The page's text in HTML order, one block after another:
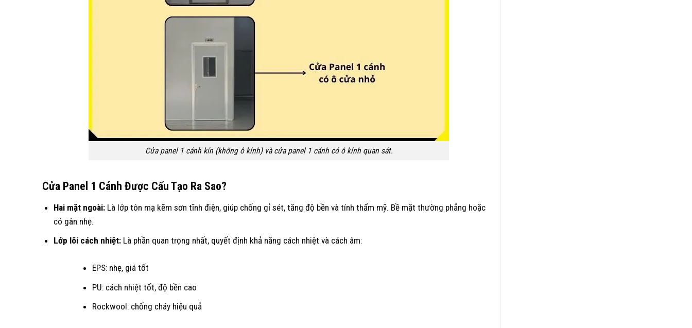
Cửa panel 1 cánh kín (không ô kính) và cửa panel 1 cánh có ô kính quan sát.
Cửa Panel 1 Cánh Được Cấu Tạo Ra Sao?
Hai mặt ngoài: Là lớp tôn mạ kẽm sơn tĩnh điện, giúp chống gỉ sét, tăng độ bền và tính thẩm mỹ. Bề mặt thường phẳng hoặc
có gân nhẹ.
Lớp lõi cách nhiệt: Là phần quan trọng nhất, quyết định khả năng cách nhiệt và cách âm:
EPS: nhẹ, giá tốt
PU: cách nhiệt tốt, độ bền cao
Rockwool: chống cháy hiệu quả